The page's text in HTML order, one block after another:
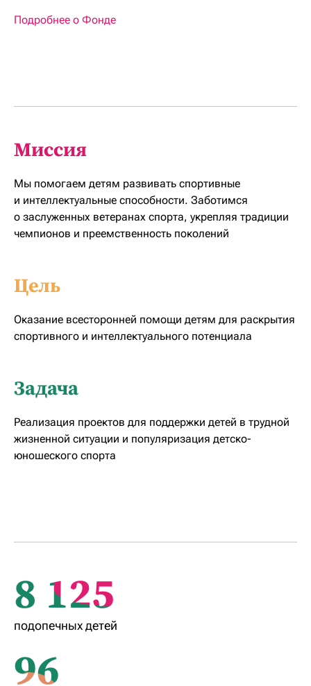
Подробнее о Фонде
Миссия
Мы помогаем детям развивать спортивные
и интеллектуальные способности. Заботимся
о заслуженных ветеранах спорта, укрепляя традиции
чемпионов и преемственность поколений
Цель
Оказание всесторонней помощи детям для раскрытия
спортивного и интеллектуального потенциала
Задача
Реализация проектов для поддержки детей в трудной
жизненной ситуации и популяризация детско-
юношеского спорта
8 125
подопечных детей
96